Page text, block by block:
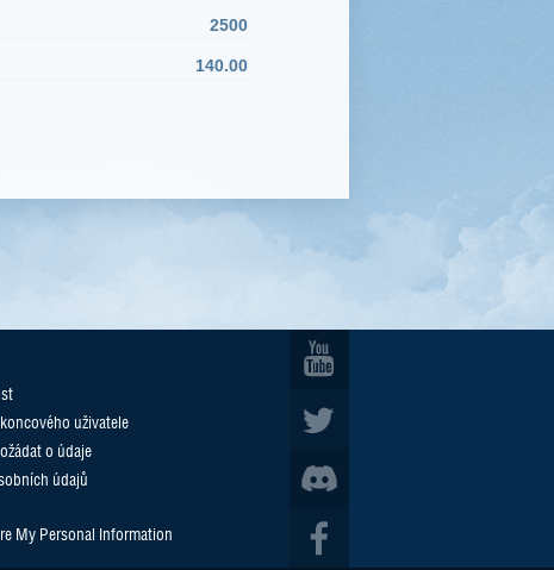
2500
140.00
uživatele
o údaje
údajů
My Personal Information